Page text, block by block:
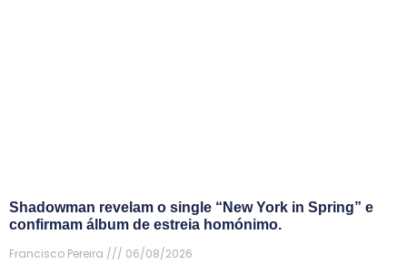
Shadowman revelam o single “New York in Spring” e
confirmam álbum de estreia homónimo.
Francisco Pereira
06/08/2026